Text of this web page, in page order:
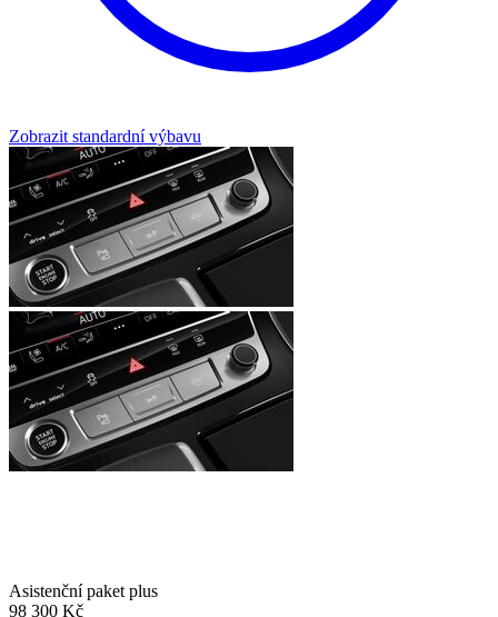
Zobrazit standardní výbavu
Asistenční paket plus
98 300 Kč